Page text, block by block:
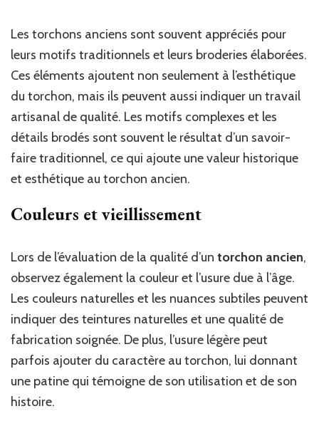
Les torchons anciens sont souvent appréciés pour
leurs motifs traditionnels et leurs broderies élaborées.
Ces éléments ajoutent non seulement à l’esthétique
du torchon, mais ils peuvent aussi indiquer un travail
artisanal de qualité. Les motifs complexes et les
détails brodés sont souvent le résultat d’un savoir-
faire traditionnel, ce qui ajoute une valeur historique
et esthétique au torchon ancien.
Couleurs et vieillissement
Lors de l’évaluation de la qualité d’un torchon ancien,
observez également la couleur et l’usure due à l’âge.
Les couleurs naturelles et les nuances subtiles peuvent
indiquer des teintures naturelles et une qualité de
fabrication soignée. De plus, l’usure légère peut
parfois ajouter du caractère au torchon, lui donnant
une patine qui témoigne de son utilisation et de son
histoire.